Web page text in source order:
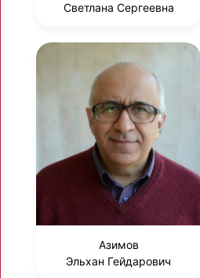
Светлана Сергеевна
Азимов
Эльхан Гейдарович